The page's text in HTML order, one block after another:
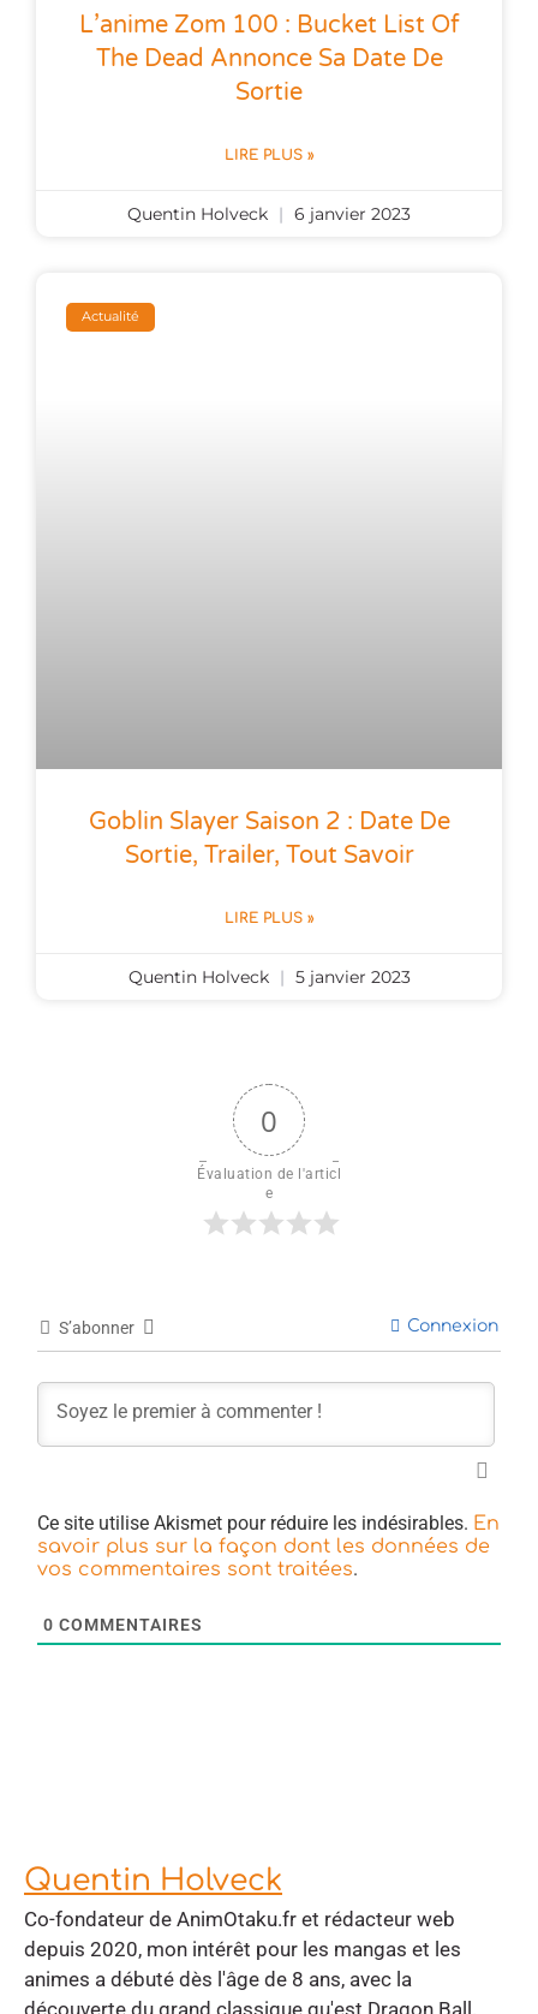
L’anime Zom 100 : Bucket List Of
The Dead Annonce Sa Date De
Sortie
LIRE PLUS »
Quentin Holveck 6 janvier 2023
Actualité
Goblin Slayer Saison 2 : Date De
Sortie, Trailer, Tout Savoir
LIRE PLUS »
Quentin Holveck 5 janvier 2023
0
Évaluation de l'articl
e
S’abonner Connexion
Ce site utilise Akismet pour réduire les indésirables. En
savoir plus sur la façon dont les données de
vos commentaires sont traitées.
0 COMMENTAIRES
Quentin Holveck
Co-fondateur de AnimOtaku.fr et rédacteur web
depuis 2020, mon intérêt pour les mangas et les
animes a débuté dès l'âge de 8 ans, avec la
découverte du grand classique qu'est Dragon Ball.